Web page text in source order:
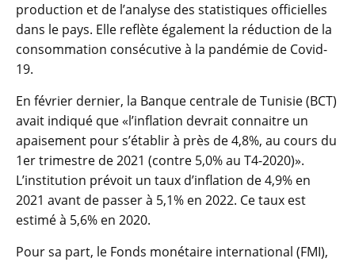
production et de l’analyse des statistiques officielles
dans le pays. Elle reflète également la réduction de la
consommation consécutive à la pandémie de Covid-
19.
En février dernier, la Banque centrale de Tunisie (BCT)
avait indiqué que «l’inflation devrait connaitre un
apaisement pour s’établir à près de 4,8%, au cours du
1er trimestre de 2021 (contre 5,0% au T4-2020)».
L’institution prévoit un taux d’inflation de 4,9% en
2021 avant de passer à 5,1% en 2022. Ce taux est
estimé à 5,6% en 2020.
Pour sa part, le Fonds monétaire international (FMI),